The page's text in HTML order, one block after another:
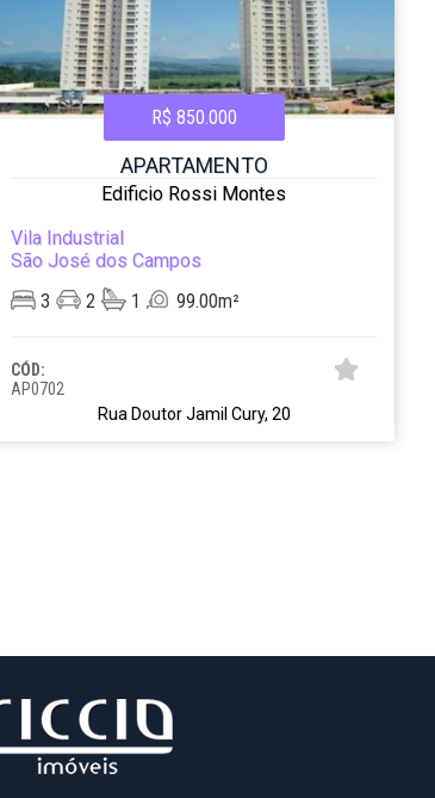
R$ 850.000
APARTAMENTO
Edificio Rossi Montes
Vila Industrial
São José dos Campos
3
2 1 99.00m²
CÓD:
AP0702
Rua Doutor Jamil Cury, 20